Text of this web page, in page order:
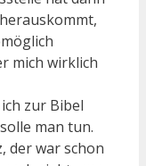
mich wirklich
zur Bibel
man tun.
der war schon